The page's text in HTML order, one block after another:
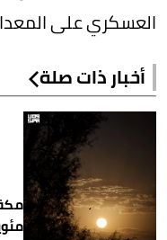
العسكري على المعدات
أخبار ذات صلة